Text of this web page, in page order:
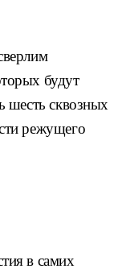
будут
шесть сквозных
режущего
в самих